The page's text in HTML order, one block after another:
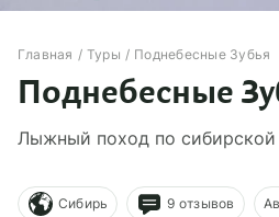
По миру
Круизы
Индивидуальные
Корпоративные
О компании
Главная Туры Поднебесные Зубья
Поднебесные
Лыжный поход по сибирской
Сибирь 9 отзывов